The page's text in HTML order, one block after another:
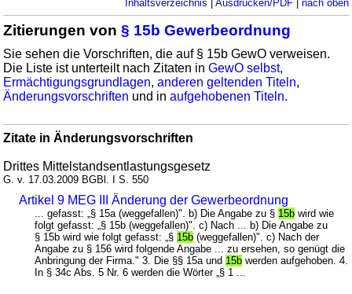
Inhaltsverzeichnis Ausdrucken/PDF| nach oben
Zitierungen von§ 15b Gewerbeordnung
Sie sehen die Vorschriften, die auf § 15b GewO verweisen.
Die Liste ist unterteilt nach Zitaten inGewO selbst,
Ermächtigungsgrundlagen,anderen geltenden Titeln,
Änderungsvorschriften und inaufgehobenen Titeln.
Zitate in Änderungsvorschriften
Drittes Mittelstandsentlastungsgesetz
G. v. 17.03.2009 BGBl. I S. 550
Artikel 9 MEG III Änderung der Gewerbeordnung
... gefasst: „§ 15a (weggefallen)". b) Die Angabe zu § 15b wird wie
folgt gefasst: „§ 15b (weggefallen)". c) Nach ... b) Die Angabe zu
§ 15b wird wie folgt gefasst: „§ 15b (weggefallen)". c) Nach der
Angabe zu § 156 wird folgende Angabe ... zu ersehen, so genügt die
Anbringung der Firma." 3. Die §§ 15a und 15b werden aufgehoben. 4.
In § 34c Abs. 5 Nr. 6 werden die Wörter „§ 1 ...